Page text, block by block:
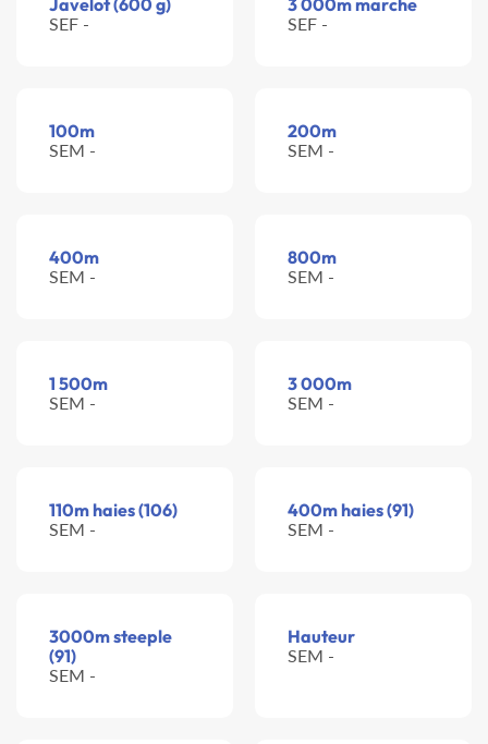
Javelot (600 g)
SEF -
3 000m marche
SEF -
100m
SEM -
200m
SEM -
400m
SEM -
800m
SEM -
1 500m
SEM -
3 000m
SEM -
110m haies (106)
SEM -
400m haies (91)
SEM -
3000m steeple
(91)
SEM -
Hauteur
SEM -